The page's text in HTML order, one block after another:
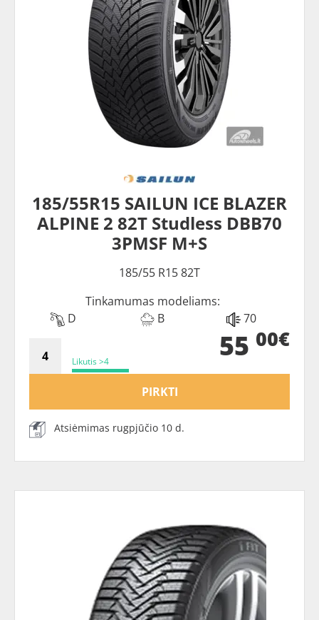
185/55R15 SAILUN ICE BLAZER
ALPINE 2 82T Studless DBB70
3PMSF M+S
185/55 R15 82T
Tinkamumas modeliams:
D
B 70
Likutis >4 55 00€
PIRKTI
Atsiėmimas rugpjūčio 10 d.